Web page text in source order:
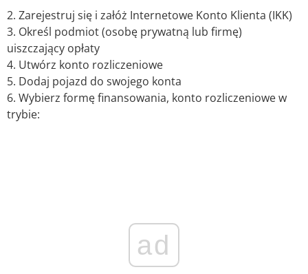
2. Zarejestruj się i załóż Internetowe Konto Klienta (IKK)
3. Określ podmiot (osobę prywatną lub firmę)
uiszczający opłaty
4. Utwórz konto rozliczeniowe
5. Dodaj pojazd do swojego konta
6. Wybierz formę finansowania, konto rozliczeniowe w
trybie:
ad